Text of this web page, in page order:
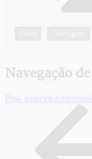
Navegação
Post anterior Anteriores